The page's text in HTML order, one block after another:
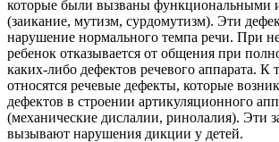
которые были вызваны
(заикание, мутизм, сурдомутизм). Эти
нарушение нормального темпа речи. При
ребенок отказывается от общения при
каких-либо дефектов речевого аппарата. К
относятся речевые дефекты, которые
дефектов в строении артикуляционного
(механические дислалии, ринолалия). Эти
вызывают нарушения дикции у детей.